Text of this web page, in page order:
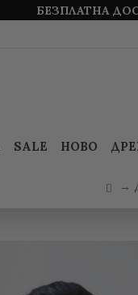
БЕЗПЛАТНА
SALE НОВО